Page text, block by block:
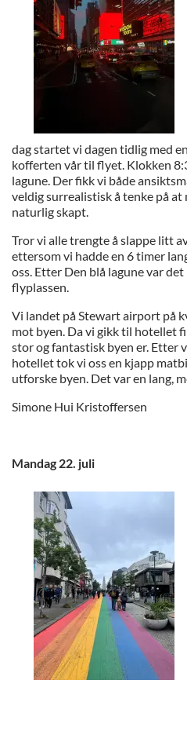
dag startet vi dagen tidlig med
kofferten vår til flyet. Klokken
lagune. Der fikk vi både
veldig surrealistisk å tenke på
naturlig skapt.
Tror vi alle trengte å slappe litt
ettersom vi hadde en 6 timer
oss. Etter Den blå lagune var
flyplassen.
Vi landet på Stewart airport på
mot byen. Da vi gikk til hotellet
stor og fantastisk byen er. Etter
hotellet tok vi oss en kjapp
utforske byen. Det var en lang,
Simone Hui Kristoffersen
Mandag 22. juli